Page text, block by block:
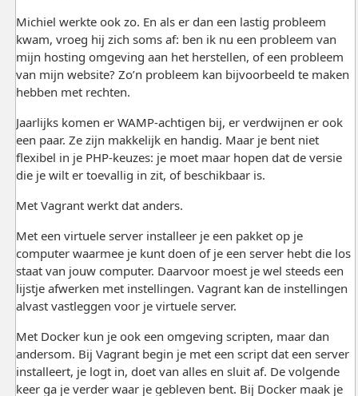
Michiel werkte ook zo. En als er dan een lastig probleem
kwam, vroeg hij zich soms af: ben ik nu een probleem van
mijn hosting omgeving aan het herstellen, of een probleem
van mijn website? Zo’n probleem kan bijvoorbeeld te maken
hebben met rechten.
Jaarlijks komen er WAMP-achtigen bij, er verdwijnen er ook
een paar. Ze zijn makkelijk en handig. Maar je bent niet
flexibel in je PHP-keuzes: je moet maar hopen dat de versie
die je wilt er toevallig in zit, of beschikbaar is.
Met Vagrant werkt dat anders.
Met een virtuele server installeer je een pakket op je
computer waarmee je kunt doen of je een server hebt die los
staat van jouw computer. Daarvoor moest je wel steeds een
lijstje afwerken met instellingen. Vagrant kan de instellingen
alvast vastleggen voor je virtuele server.
Met Docker kun je ook een omgeving scripten, maar dan
andersom. Bij Vagrant begin je met een script dat een server
installeert, je logt in, doet van alles en sluit af. De volgende
keer ga je verder waar je gebleven bent. Bij Docker maak je